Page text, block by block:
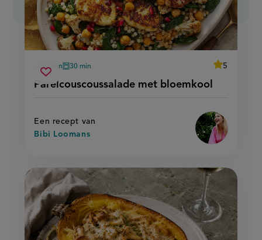
Parelcouscoussalade met bloemkool
voorbereidingstijd
30 min
oventijd
30 min
average
5
Beoordeel
bloemkool'
Een recept van
Bibi Loomans
Sla
parelcouscoussalade
met
bloemkool